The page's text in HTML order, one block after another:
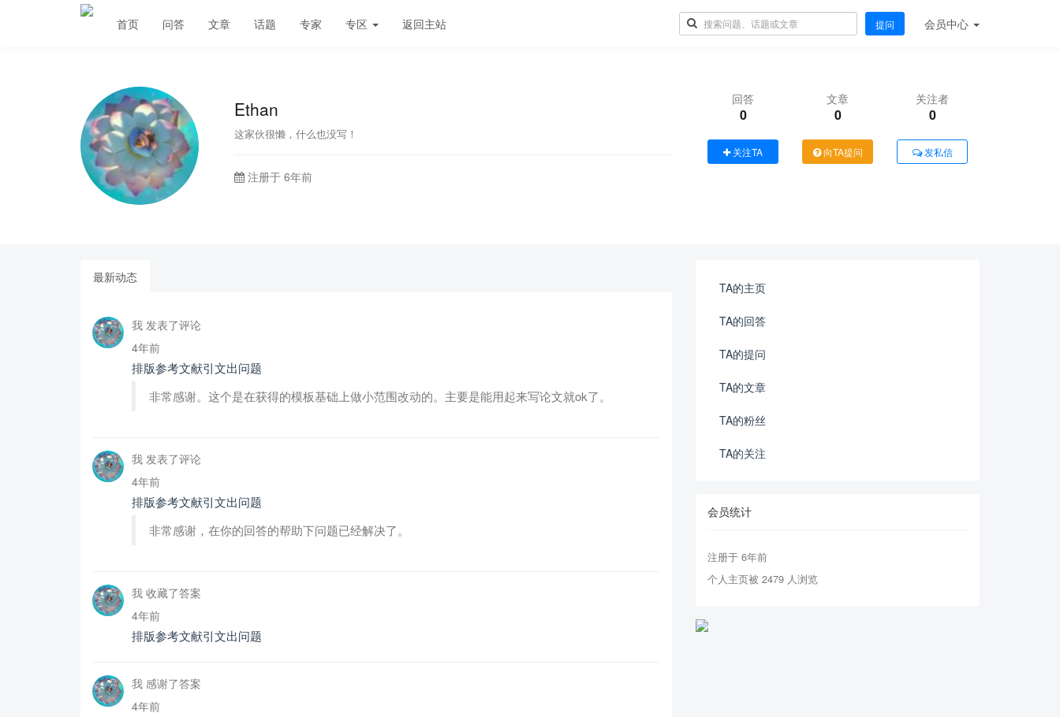
首页 问答 文章 话题 专家 专区 返回主站 提问 会员中心
Ethan
这家伙很懒，什么也没写！
注册于 6年前
回答
0
文章
0
关注者
0
关注TA 向TA提问 发私信
最新动态
我 发表了评论
4年前
排版参考文献引文出问题
非常感谢。这个是在获得的模板基础上做小范围改动的。主要是能用起来写论文就ok了。
我 发表了评论
4年前
排版参考文献引文出问题
非常感谢，在你的回答的帮助下问题已经解决了。
我 收藏了答案
4年前
排版参考文献引文出问题
我 感谢了答案
4年前
TA的主页
TA的回答
TA的提问
TA的文章
TA的粉丝
TA的关注
会员统计
注册于 6年前
个人主页被 2479 人浏览